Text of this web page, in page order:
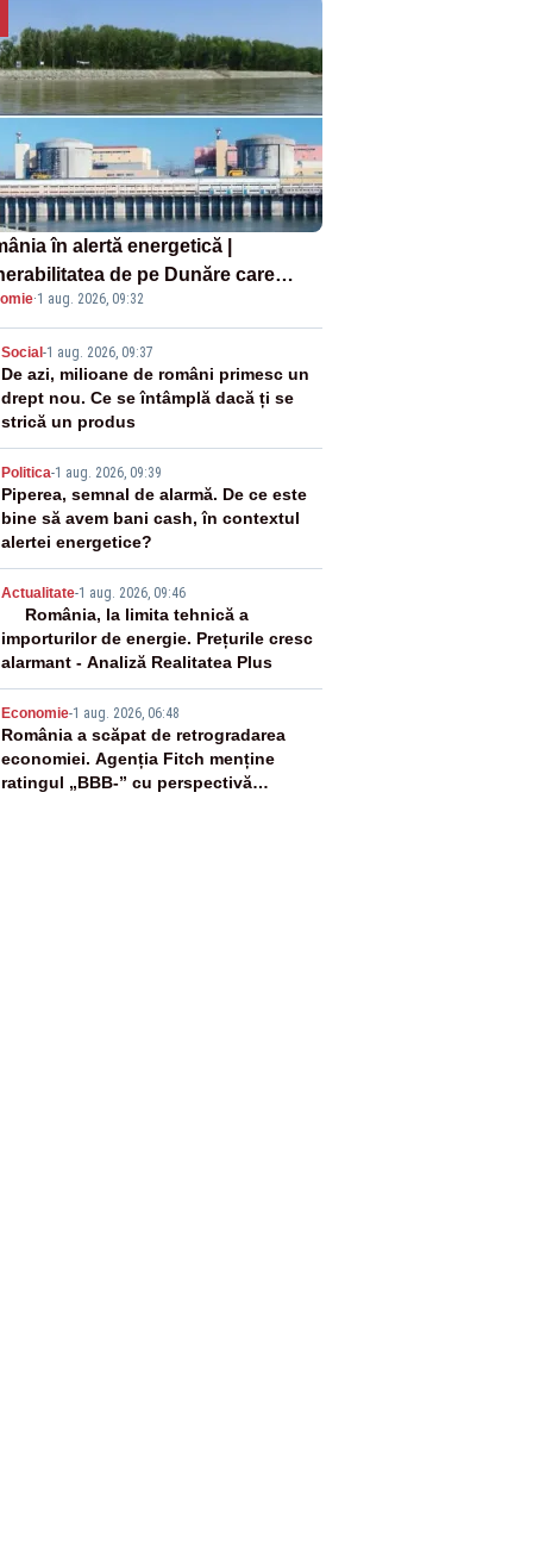
în alertă energetică |
de pe Dunăre care
în pericol Centrala Cernavodă era
de pe vremea lui Ceaușescu
·1 aug. 2026, 09:32
Social -1 aug. 2026, 09:37
De azi, milioane de români primesc un
drept nou. Ce se întâmplă dacă ți se
strică un produs
Politica-1 aug. 2026, 09:39
Piperea, semnal de alarmă. De ce este
bine să avem bani cash, în contextul
alertei energetice?
Actualitate-1 aug. 2026, 09:46
România, la limita tehnică a
importurilor de energie. Prețurile cresc
alarmant - Analiză Realitatea Plus
Economie-1 aug. 2026, 06:48
România a scăpat de retrogradarea
economiei. Agenția Fitch menține
ratingul „BBB-” cu perspectivă